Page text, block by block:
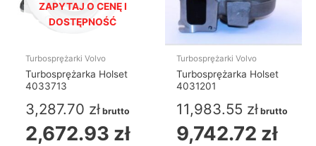
ZAPYTAJ O CENĘ I
DOSTĘPNOŚĆ
Turbosprężarki Volvo
Turbosprężarka Holset
4033713
3,287.70 zł brutto
2,672.93 zł
Turbosprężarki Volvo
Turbosprężarka Holset
4031201
11,983.55 zł brutto
9,742.72 zł